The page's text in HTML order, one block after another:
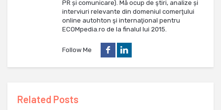
PR și comunicare). Mă ocup de ştiri, analize și
interviuri relevante din domeniul comerţului
online autohton şi internaţional pentru
ECOMpedia.ro de la finalul lui 2015.
Follow Me
Related Posts